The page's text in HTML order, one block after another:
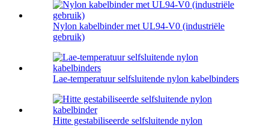
Nylon kabelbinder met UL94-V0 (industriële
gebruik)
Lae-temperatuur selfsluitende nylon kabelbinders
Hitte gestabiliseerde selfsluitende nylon